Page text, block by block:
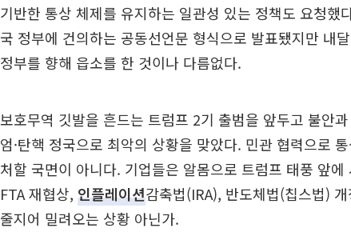
기반한 통상 체제를 유지하는 일관성 있는 정책도 요청했
국 정부에 건의하는 공동선언문 형식으로 발표됐지만 내
정부를 향해 읍소를 한 것이나 다름없다.
보호무역 깃발을 흔드는 트럼프 2기 출범을 앞두고 불안
엄·탄핵 정국으로 최악의 상황을 맞았다. 민관 협력으로
처할 국면이 아니다. 기업들은 알몸으로 트럼프 태풍 앞
FTA 재협상, 인플레이션감축법(IRA), 반도체법(칩스법)
줄지어 밀려오는 상황 아닌가.